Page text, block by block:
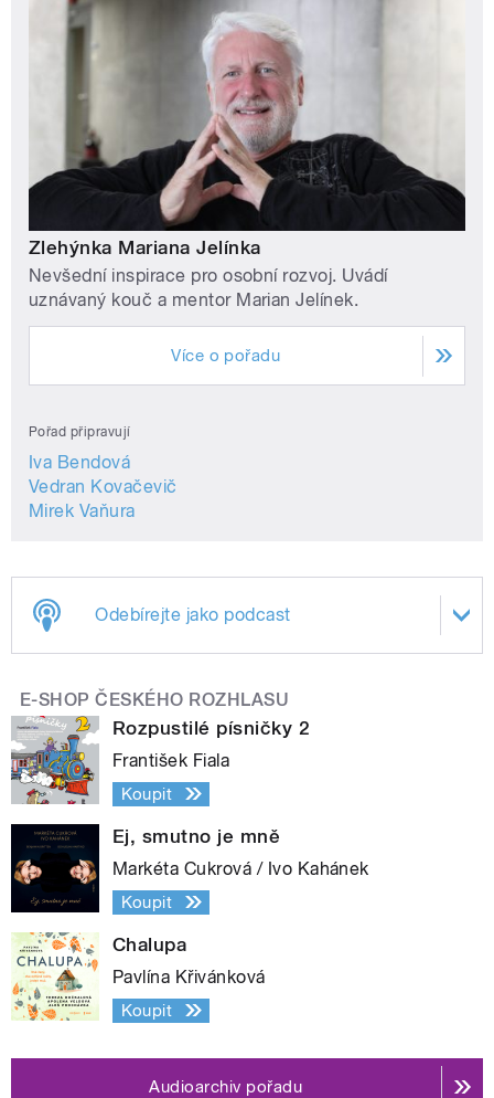
Zlehýnka Mariana Jelínka
Nevšední inspirace pro osobní rozvoj. Uvádí
uznávaný kouč a mentor Marian Jelínek.
Více o pořadu
Pořad připravují
Iva Bendová
Vedran Kovačevič
Mirek Vaňura
Odebírejte jako podcast
E-SHOP ČESKÉHO ROZHLASU
Rozpustilé písničky 2
František Fiala
Koupit
Ej, smutno je mně
Markéta Cukrová / Ivo Kahánek
Koupit
Chalupa
Pavlína Křivánková
Koupit
Audioarchiv pořadu